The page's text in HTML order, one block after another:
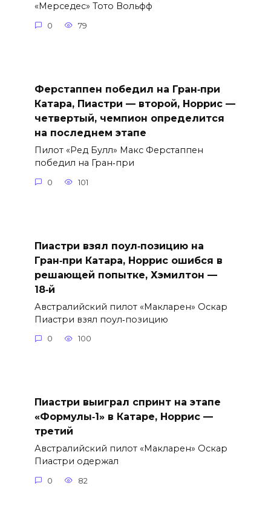
«Мерседес» Тото Вольфф
0 79
Ферстаппен победил на Гран‑при
Катара, Пиастри — второй, Норрис —
четвертый, чемпион определится
на последнем этапе
Пилот «Ред Булл» Макс Ферстаппен
победил на Гран‑при
0 101
Пиастри взял поул‑позицию на
Гран‑при Катара, Норрис ошибся в
решающей попытке, Хэмилтон —
18‑й
Австралийский пилот «Макларен» Оскар
Пиастри взял поул‑позицию
0 100
Пиастри выиграл спринт на этапе
«Формулы‑1» в Катаре, Норрис —
третий
Австралийский пилот «Макларен» Оскар
Пиастри одержал
0 82